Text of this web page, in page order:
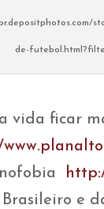
de-
vida ficar
Brasileiro e